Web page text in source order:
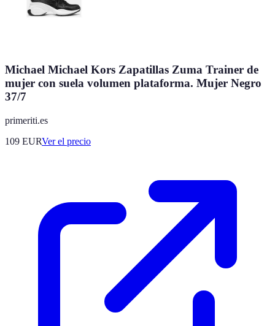
Michael Michael Kors Zapatillas Zuma Trainer de
mujer con suela volumen plataforma. Mujer Negro
37/7
primeriti.es
109 EURVer el precio